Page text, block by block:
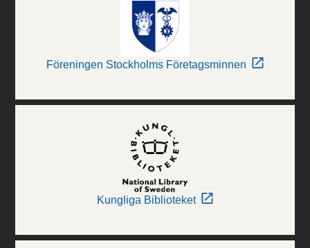
Föreningen Stockholms Företagsminnen
Kungliga Biblioteket